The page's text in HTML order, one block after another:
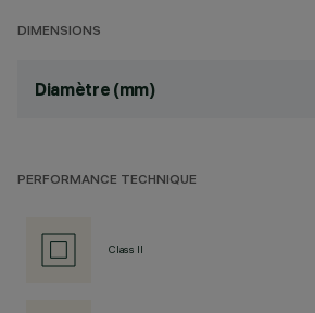
DIMENSIONS
Diamètre (mm)
PERFORMANCE TECHNIQUE
Class II